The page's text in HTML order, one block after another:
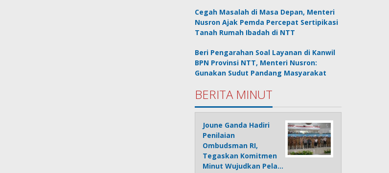
Cegah Masalah di Masa Depan, Menteri
Nusron Ajak Pemda Percepat Sertipikasi
Tanah Rumah Ibadah di NTT
Beri Pengarahan Soal Layanan di Kanwil
BPN Provinsi NTT, Menteri Nusron:
Gunakan Sudut Pandang Masyarakat
BERITA MINUT
Joune Ganda Hadiri
Penilaian
Ombudsman RI,
Tegaskan Komitmen
Minut Wujudkan Pela…